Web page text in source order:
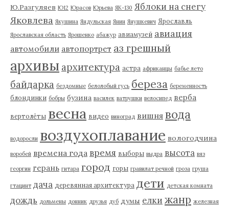
Ю.Разгуляев Ю12 Юрасов Юрьева ЯК-130 Яблоки на снегу
Яковлева Якушина Яндульская Янин Янушкевич Ярославль
Ярославская область Ярошенко абажур авиамузей авиация
автомобили автопортрет аз грешный
архивы архитектура астра африканцы бабье лето
байдарка бездомные белолобый гусь береза беременность
блондинки бобры бузина василек ватрушки велосипед верба
вертолёты весна видео виноград вишня вода
водоросли воздухоплавание вологодчина
воробей времена года время выборы выдра высота вяз
георгин герань гитара город горы гравилат речной гроза груша
гтацинт дача деревянная архитектура дети детская комната
дождь дольмены донник друзья дуб думы елки жанр железная